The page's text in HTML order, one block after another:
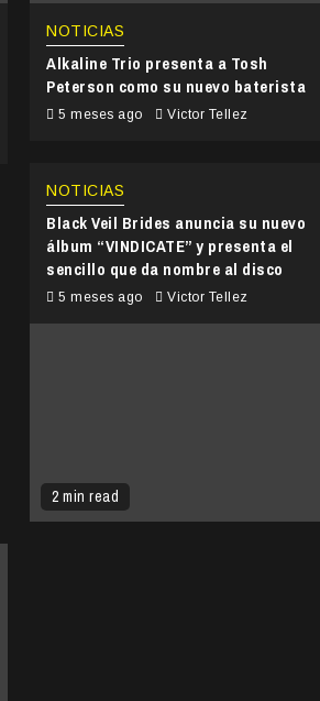
NOTICIAS
Alkaline Trio presenta a Tosh
Peterson como su nuevo baterista
5 meses ago Victor Tellez
2 min read
NOTICIAS
Black Veil Brides anuncia su nuevo
álbum “VINDICATE” y presenta el
sencillo que da nombre al disco
5 meses ago Victor Tellez